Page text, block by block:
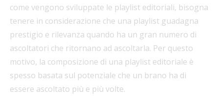
come vengono sviluppate le playlist editoriali, bisogna
tenere in considerazione che una playlist guadagna
prestigio e rilevanza quando ha un gran numero di
ascoltatori che ritornano ad ascoltarla. Per questo
motivo, la composizione di una playlist editoriale è
spesso basata sul potenziale che un brano ha di
essere ascoltato più e più volte.